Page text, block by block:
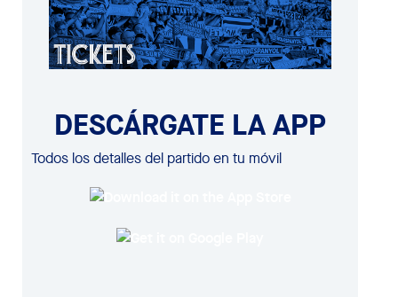
DESCÁRGATE LA APP
Todos los detalles del partido en tu móvil